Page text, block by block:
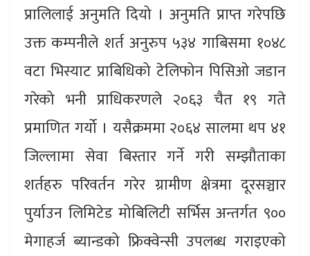
प्रालिलाई अनुमति दियो । अनुमति प्राप्त गरेपछि
उक्त कम्पनीले शर्त अनुरुप ५३४ गाबिसमा १०४८
वटा भिस्याट प्राबिधिको टेलिफोन पिसिओ जडान
गरेको भनी प्राधिकरणले २०६३ चैत १९ गते
प्रमाणित गर्यो । यसैक्रममा २०६४ सालमा थप ४१
जिल्लामा सेवा बिस्तार गर्ने गरी सम्झौताका
शर्तहरु परिवर्तन गरेर ग्रामीण क्षेत्रमा दूरसञ्चार
पुर्याउन लिमिटेड मोबिलिटी सर्भिस अन्तर्गत ९००
मेगाहर्ज ब्यान्डको फ्रिक्वेन्सी उपलब्ध गराइएको